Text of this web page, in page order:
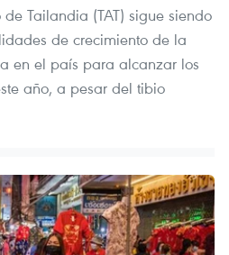
Tailandia (TAT) sigue siendo
de crecimiento de la
en el país para alcanzar los
año, a pesar del tibio